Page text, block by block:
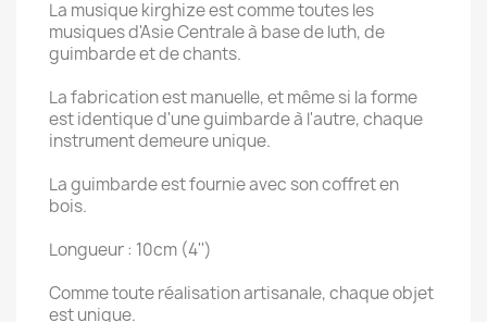
La musique kirghize est comme toutes les
musiques d'Asie Centrale à base de luth, de
guimbarde et de chants.
La fabrication est manuelle, et même si la forme
est identique d'une guimbarde à l'autre, chaque
instrument demeure unique.
La guimbarde est fournie avec son coffret en
bois.
Longueur : 10cm (4'')
Comme toute réalisation artisanale, chaque objet
est unique.